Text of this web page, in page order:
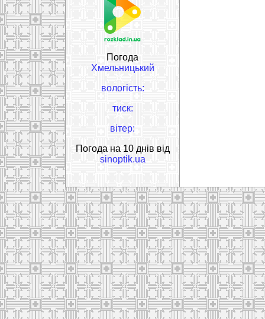
Погода
Хмельницький
вологість:
тиск:
вітер:
Погода на 10 днів від
sinoptik.ua